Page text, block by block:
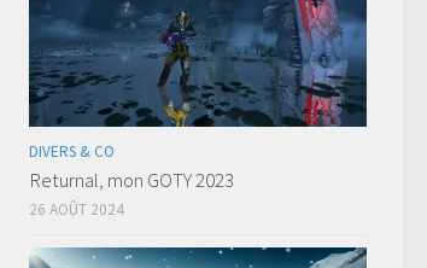
DIVERS & CO
Returnal, mon GOTY 2023
26 AOÛT 2024